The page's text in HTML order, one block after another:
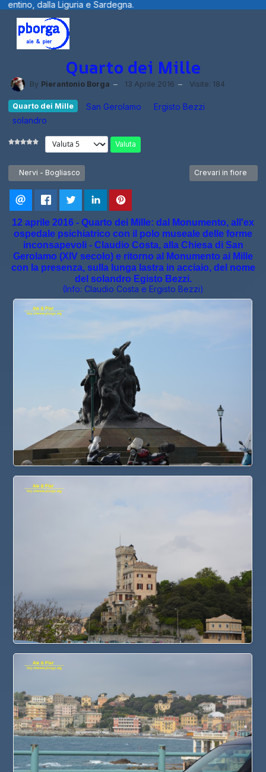
Quarto dei Mille
By Pierantonio Borga 13 Aprile 2016 Visite: 184
Quarto dei Mille San Gerolamo
Ergisto Bezzi
solandro
Valuta
Articolo precedente: Nervi - Bogliasco
Nervi - Bogliasco Articolo
Crevari in fiore
12 aprile 2016 - Quarto dei Mille: dal Monumento, all'ex
ospedale psichiatrico con il polo museale delle forme
inconsapevoli - Claudio Costa, alla Chiesa di San
Gerolamo (XIV secolo) e ritorno al Monumento ai Mille
con la presenza, sulla lunga lastra in acciaio, del nome
del solandro Egisto Bezzi.
(Info: Claudio Costa e Ergisto Bezzi)